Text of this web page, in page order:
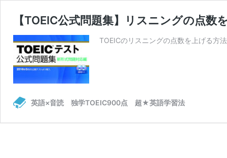
【TOEIC公式問題集】リスニングの点数
TOEICのリスニングの点数を上げる方
英語×音読 独学TOEIC900点 超★英語学習法